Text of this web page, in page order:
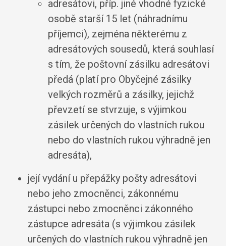
adresátovi, příp. jiné vhodné fyzické
osobě starší 15 let (náhradnímu
příjemci), zejména některému z
adresátových sousedů, která souhlasí
s tím, že poštovní zásilku adresátovi
předá (platí pro Obyčejné zásilky
velkých rozměrů a zásilky, jejichž
převzetí se stvrzuje, s výjimkou
zásilek určených do vlastních rukou
nebo do vlastních rukou výhradně jen
adresáta),
její vydání u přepážky pošty adresátovi
nebo jeho zmocněnci, zákonnému
zástupci nebo zmocněnci zákonného
zástupce adresáta (s výjimkou zásilek
určených do vlastních rukou výhradně jen